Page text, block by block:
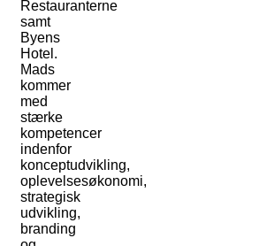
Restauranterne
samt
Byens
Hotel.
Mads
kommer
med
stærke
kompetencer
indenfor
konceptudvikling,
oplevelsesøkonomi,
strategisk
udvikling,
branding